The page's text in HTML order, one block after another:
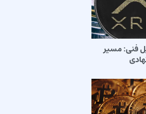
فنی: مسیر